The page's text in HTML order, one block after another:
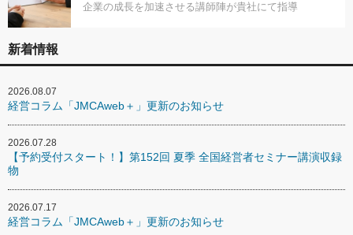
企業の成長を加速させる講師陣が貴社にて指導
新着情報
2026.08.07
経営コラム「JMCAweb＋」更新のお知らせ
2026.07.28
【予約受付スタート！】第152回 夏季 全国経営者セミナー講演収録
物
2026.07.17
経営コラム「JMCAweb＋」更新のお知らせ